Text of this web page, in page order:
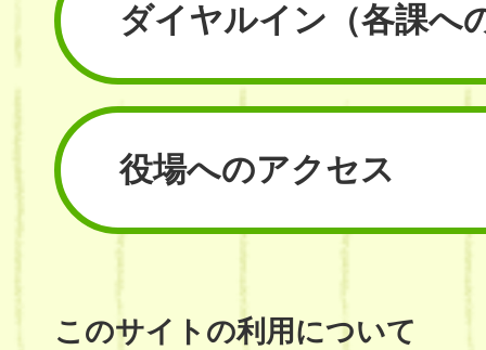
ダイヤルイン （各課へ
役場へのアクセス
このサイトの利用について